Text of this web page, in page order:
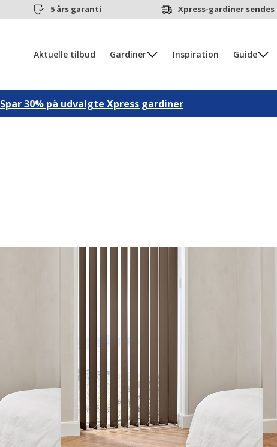
5 års garanti Xpress-gardiner
Aktuelle tilbud Gardiner Inspiration Guide
Spar 30% på udvalgte Xpress gardiner